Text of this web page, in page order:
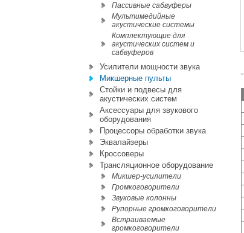
Пассивные сабвуферы
Мультимедийные
акустические системы
Комплектующие для
акустических систем и
сабвуферов
Усилители мощности звука
Микшерные пульты
Стойки и подвесы для
акустических систем
Аксессуары для звукового
оборудования
Процессоры обработки звука
Эквалайзеры
Кроссоверы
Трансляционное оборудование
Микшер-усилители
Громкоговорители
Звуковые колонны
Рупорные громкоговорители
Встраиваемые
громкоговорители